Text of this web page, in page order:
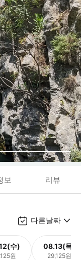
보 리뷰
다른날짜
수)
원
08.13(목)
29,125원